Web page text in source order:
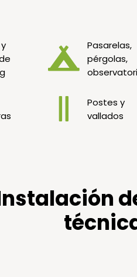
Pasarelas,
pérgolas,
Postes y
vallados